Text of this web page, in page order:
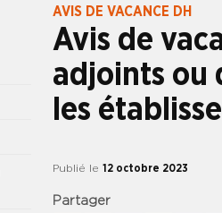
AVIS DE VACANCE DH
Avis de
adjoints ou
les
Publié le 12 octobre 2023
Partager